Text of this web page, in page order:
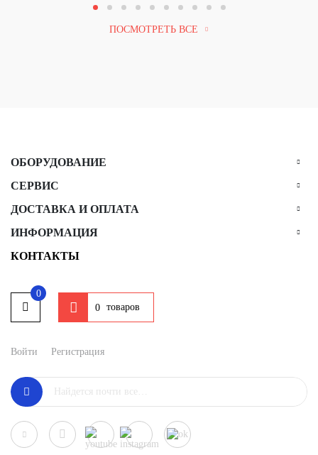
ПОСМОТРЕТЬ ВСЕ
ОБОРУДОВАНИЕ
СЕРВИС
ДОСТАВКА И ОПЛАТА
ИНФОРМАЦИЯ
КОНТАКТЫ
0
0 товаров
Войти Регистрация